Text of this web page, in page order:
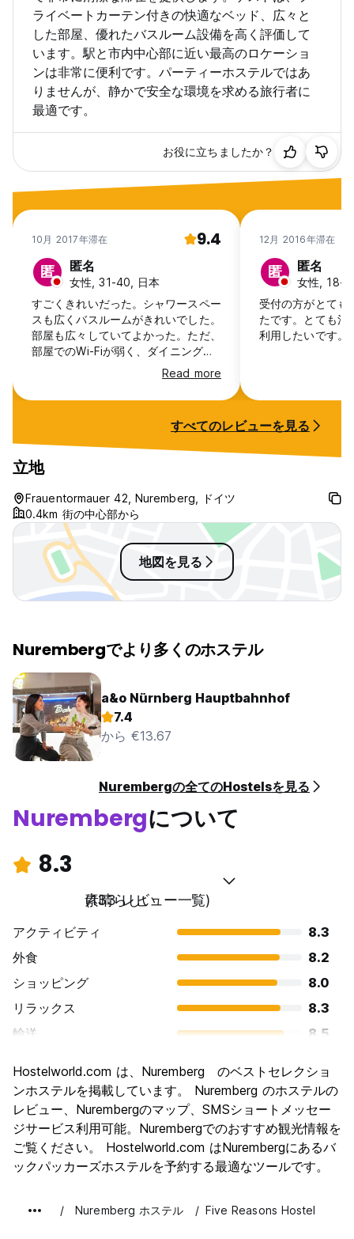
ライベートカーテン付きの快適なベッド、広々と
した部屋、優れたバスルーム設備を高く評価して
います。駅と市内中心部に近い最高のロケーショ
ンは非常に便利です。パーティーホステルではあ
りませんが、静かで安全な環境を求める旅行者に
最適です。
お役に立ちましたか？
10月 2017年滞在 9.4
匿 匿名
女性, 31-40, 日本
すごくきれいだった。シャワースペー
スも広くバスルームがきれいでした。
部屋も広々していてよかった。ただ、
部屋でのWi-Fiが弱く、ダイニングル
ームへ行かなくてはならなかったのが
Read more
12月 2016年滞在
匿 匿名
女性, 18-
受付の方がとても
たです。とても清
利用したいです。
すべてのレビューを見る
立地
Frauentormauer 42, Nuremberg, ドイツ
0.4km 街の中心部から
地図を見る
Nurembergでより多くのホステル
a&o Nürnberg Hauptbahnhof
7.4
から €13.67
Nurembergの全てのHostelsを見る
Nurembergについて
8.3
素晴らしい
(133 レビュー一覧)
アクティビティ
8.3
外食
8.2
ショッピング
8.0
リラックス
8.3
輸送
8.5
文化
9.1
ナイトライフ
7.4
コストパフォーマンス
8.3
Hostelworld.com は、Nuremberg のベストセレクショ
ンホステルを掲載しています。 Nuremberg のホステルの
レビュー、Nurembergのマップ、SMSショートメッセー
ジサービス利用可能。Nurembergでのおすすめ観光情報を
ご覧ください。 Hostelworld.com はNurembergにあるバ
ックパッカーズホステルを予約する最適なツールです。
Nuremberg ホステル Five Reasons Hostel